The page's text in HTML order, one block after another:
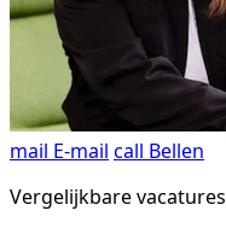
mail E-mail call Bellen
Vergelijkbare vacatures